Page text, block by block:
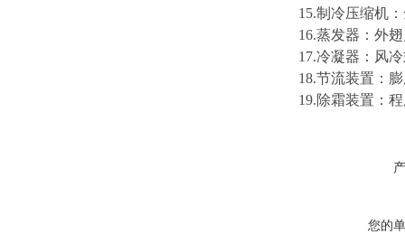
15.制冷压缩机
16.蒸发器：外
17.冷凝器：风
18.节流装置：
19.除霜装置：
您的